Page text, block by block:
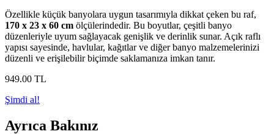
Özellikle küçük banyolara uygun tasarımıyla dikkat çeken bu raf,
170 x 23 x 60 cm ölçülerindedir. Bu boyutlar, çeşitli banyo
düzenleriyle uyum sağlayacak genişlik ve derinlik sunar. Açık raflı
yapısı sayesinde, havlular, kağıtlar ve diğer banyo malzemelerinizi
düzenli ve erişilebilir biçimde saklamanıza imkan tanır.
949.00 TL
Şimdi al!
Ayrıca Bakınız